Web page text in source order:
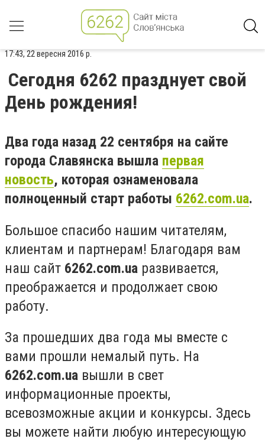
17:43, 22 вересня 2016 р.
Сегодня 6262 празднует свой
День рождения!
Два года назад 22 сентября на сайте
города Славянска вышла первая
новость, которая ознаменовала
полноценный старт работы 6262.com.ua.
Большое спасибо нашим читателям,
клиентам и партнерам! Благодаря вам
наш сайт 6262.com.ua развивается,
преображается и продолжает свою
работу.
За прошедших два года мы вместе с
вами прошли немалый путь. На
6262.com.ua вышли в свет
информационные проекты,
всевозможные акции и конкурсы. Здесь
вы можете найти любую интересующую